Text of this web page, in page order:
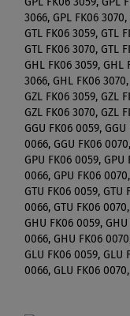
3066, GPL FK06
GTL FK06 3059, GTL
GTL FK06 3070, GTL
GHL FK06 3059, GHL
3066, GHL FK06
GZL FK06 3059, GZL
GZL FK06 3070, GZL
GGU FK06 0059,
0066, GGU FK06
GPU FK06 0059,
0066, GPU FK06
GTU FK06 0059, GTU
0066, GTU FK06
GHU FK06 0059,
0066, GHU FK06
GLU FK06 0059, GLU
0066, GLU FK06